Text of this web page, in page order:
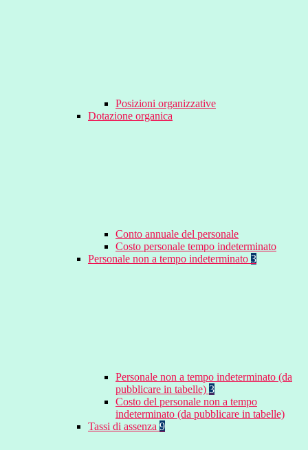
Posizioni organizzative
Dotazione organica
Conto annuale del personale
Costo personale tempo indeterminato
Personale non a tempo indeterminato 3
Personale non a tempo indeterminato (da
pubblicare in tabelle) 3
Costo del personale non a tempo
indeterminato (da pubblicare in tabelle)
Tassi di assenza 9